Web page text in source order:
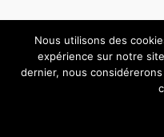
Copyright © 2026
Nous utilisons des
expérience sur notre
dernier, nous